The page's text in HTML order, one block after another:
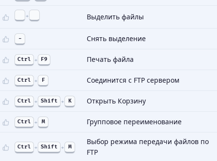
+ Выделить файлы
- Снять выделение
Ctrl + F9 Печать файла
Ctrl + F Соединится с FTP сервером
Ctrl + Shift + K Открыть Корзину
Ctrl + M Групповое переименование
Ctrl + Shift + M
Выбор режима передачи файлов по
FTP